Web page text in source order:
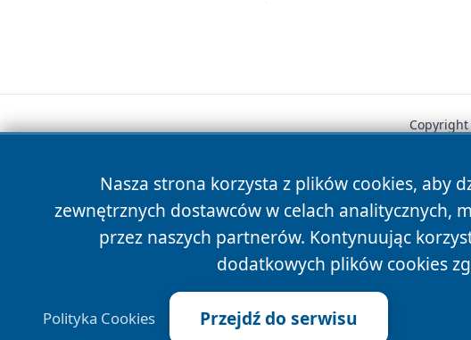
Nasza strona korzysta z plików cookies, aby
zewnętrznych dostawców w celach analitycznych,
przez naszych partnerów. Kontynuując
dodatkowych plików cookies
Polityka Cookies Przejdź do serwisu
Copyright
News